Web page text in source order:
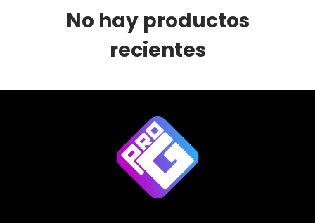
No hay productos
recientes